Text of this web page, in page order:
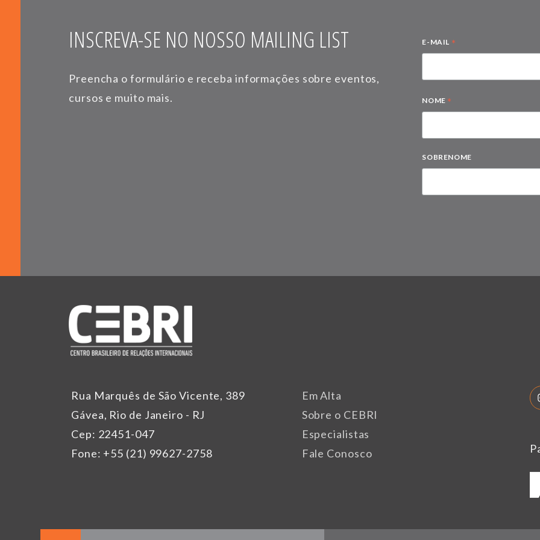
INSCREVA-SE NO NOSSO MAILING LIST
Preencha o formulário e receba informações sobre eventos,
cursos e muito mais.
E-MAIL *
NOME *
SOBRENOME
Rua Marquês de São Vicente, 389
Gávea, Rio de Janeiro - RJ
Cep: 22451-047
Fone: +55 (21) 99627-2758
Em Alta
Sobre o CEBRI
Especialistas
Fale Conosco